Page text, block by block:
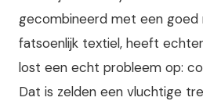
gecombineerd met een goed
fatsoenlijk textiel, heeft
lost een echt probleem op:
Dat is zelden een vluchtige